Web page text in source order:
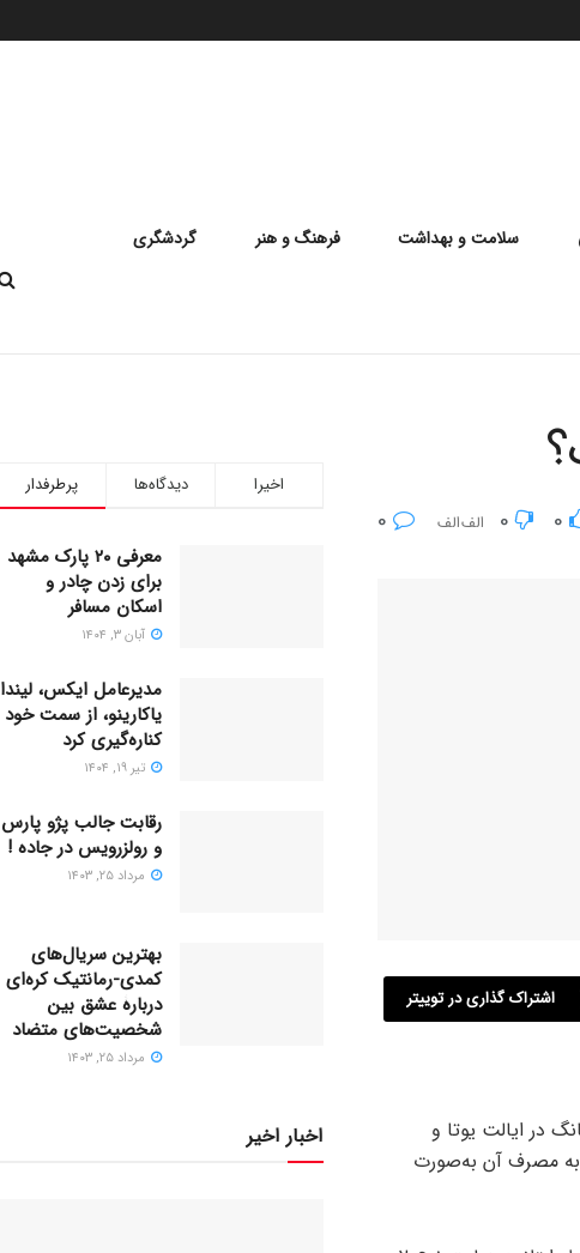
سلامت و بهداشت فرهنگ و هنر گردشگری
0
0
اشتراک گذاری در توییتر
در ایالت یوتا و
به مصرف آن به‌صورت
پرطرفدار دیدگاه‌ها اخیرا
معرفی ۲۰ پارک مشهد
برای زدن چادر و
اسکان مسافر
آبان ۳, ۱۴۰۴
مدیرعامل ایکس، لیندا
یاکارینو، از سمت خود
کناره‌گیری کرد
تیر ۱۹, ۱۴۰۴
رقابت جالب پژو پارس
و رولزرویس در جاده !
مرداد ۲۵, ۱۴۰۳
بهترین سریال‌های
کمدی-رمانتیک کره‌ای
دربارۀ عشق بین
شخصیت‌های متضاد
مرداد ۲۵, ۱۴۰۳
اخبار اخیر